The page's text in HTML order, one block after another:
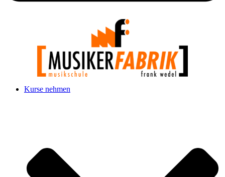
Kurse nehmen